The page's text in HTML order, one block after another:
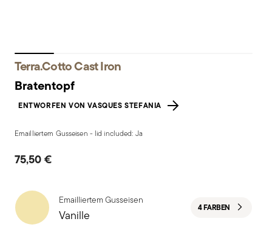
Terra.Cotto Cast Iron
Bratentopf
ENTWORFEN VON VASQUES STEFANIA
Emailliertem Gusseisen - lid included: Ja
75,50 €
Emailliertem Gusseisen
Vanille 4 FARBEN